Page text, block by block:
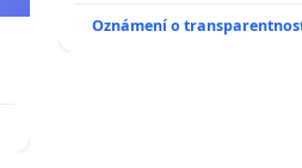
Oznámení o